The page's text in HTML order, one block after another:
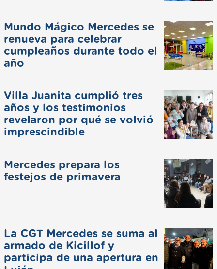
Mundo Mágico Mercedes se
renueva para celebrar
cumpleaños durante todo el
año
Villa Juanita cumplió tres
años y los testimonios
revelaron por qué se volvió
imprescindible
Mercedes prepara los
festejos de primavera
La CGT Mercedes se suma al
armado de Kicillof y
participa de una apertura en